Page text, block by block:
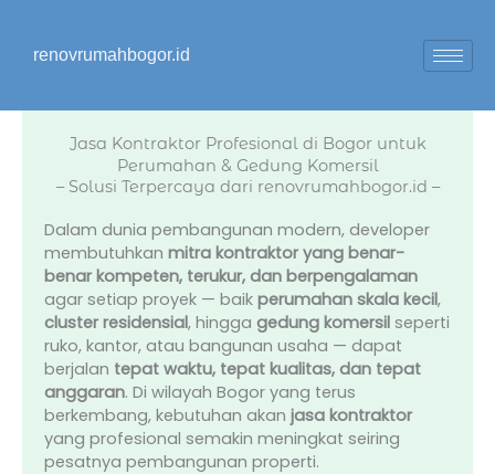
kontenrenovrumahbogor.id
Jasa Kontraktor Profesional di Bogor untuk
Perumahan & Gedung Komersil
– Solusi Terpercaya dari renovrumahbogor.id –
Dalam dunia pembangunan modern, developer
membutuhkan mitra kontraktor yang benar-
benar kompeten, terukur, dan berpengalaman
agar setiap proyek — baik perumahan skala kecil,
cluster residensial, hingga gedung komersil seperti
ruko, kantor, atau bangunan usaha — dapat
berjalan tepat waktu, tepat kualitas, dan tepat
anggaran. Di wilayah Bogor yang terus
berkembang, kebutuhan akan jasa kontraktor
yang profesional semakin meningkat seiring
pesatnya pembangunan properti.